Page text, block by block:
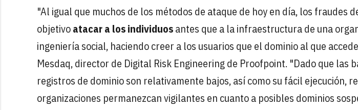
"Al igual que muchos de los métodos de ataque de hoy en día, los fraudes
objetivoatacar a los individuosantes que a la infraestructura de una
ingeniería social, haciendo creer a los usuarios que el dominio al que
Mesdaq, director de Digital Risk Engineering de Proofpoint. "Dado que las
registros de dominio son relativamente bajos, así como su fácil ejecución,
organizaciones permanezcan vigilantes en cuanto a posibles dominios